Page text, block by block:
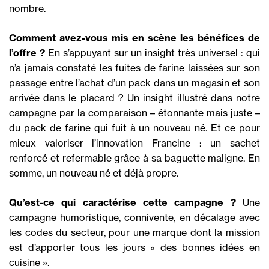
nombre.
Comment avez-vous mis en scène les bénéfices de
l’offre ? En s’appuyant sur un insight très universel : qui
n’a jamais constaté les fuites de farine laissées sur son
passage entre l’achat d’un pack dans un magasin et son
arrivée dans le placard ? Un insight illustré dans notre
campagne par la comparaison – étonnante mais juste –
du pack de farine qui fuit à un nouveau né. Et ce pour
mieux valoriser l’innovation Francine : un sachet
renforcé et refermable grâce à sa baguette maligne. En
somme, un nouveau né et déjà propre.
Qu’est-ce qui caractérise cette campagne ?Une
campagne humoristique, connivente, en décalage avec
les codes du secteur, pour une marque dont la mission
est d’apporter tous les jours « des bonnes idées en
cuisine ».